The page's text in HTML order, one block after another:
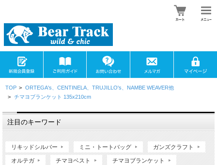
TOP > ORTEGA's、CENTINELA、TRUJILLO's、NAMBE WEAVER他
> チマヨブランケット 135x210cm
注目のキーワード
リキッドシルバー ミニ・トートバッグ ガンズクラフト
オルテガ チマヨベスト チマヨブランケット